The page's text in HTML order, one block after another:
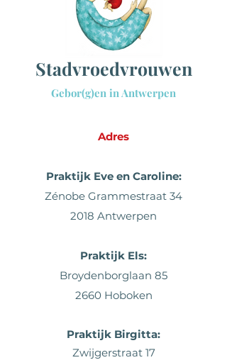
Stadvroedvrouwen
Gebor(g)en in Antwerpen
Adres
Praktijk Eve en Caroline:
Zénobe Grammestraat 34
2018 Antwerpen
Praktijk Els:
Broydenborglaan 85
2660 Hoboken
Praktijk Birgitta:
Zwijgerstraat 17